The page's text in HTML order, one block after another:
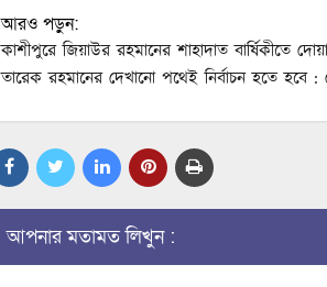
আরও পড়ুন:
কাশীপুরে জিয়াউর রহমানের শাহাদাত বার্ষিকীতে
তারেক রহমানের দেখানো পথেই নির্বাচন হতে হবে
আপনার মতামত লিখুন :